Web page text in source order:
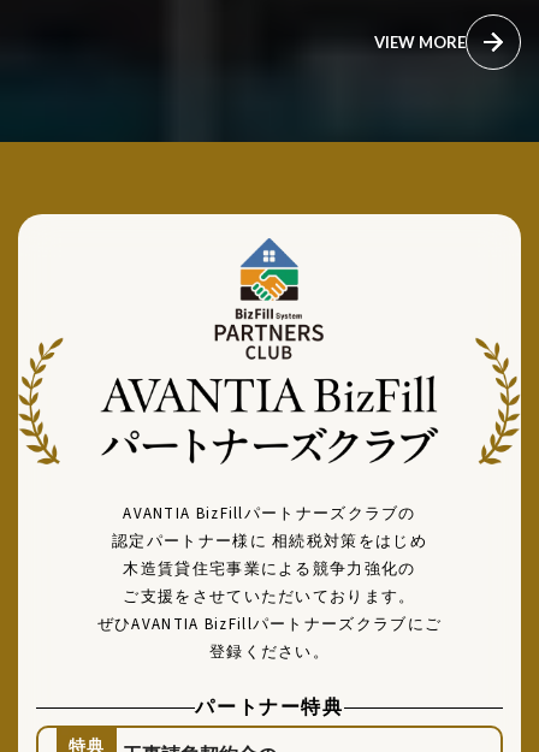
VIEW MORE
AVANTIA BizFillパートナーズクラブの
認定パートナー様に 相続税対策をはじめ
木造賃貸住宅事業による競争力強化の
ご支援をさせていただいております。
ぜひAVANTIA BizFillパートナーズクラブにご
登録ください。
パートナー特典
特典